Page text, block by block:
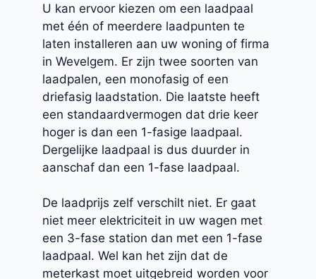
U kan ervoor kiezen om een laadpaal
met één of meerdere laadpunten te
laten installeren aan uw woning of firma
in Wevelgem. Er zijn twee soorten van
laadpalen, een monofasig of een
driefasig laadstation. Die laatste heeft
een standaardvermogen dat drie keer
hoger is dan een 1-fasige laadpaal.
Dergelijke laadpaal is dus duurder in
aanschaf dan een 1-fase laadpaal.
De laadprijs zelf verschilt niet. Er gaat
niet meer elektriciteit in uw wagen met
een 3-fase station dan met een 1-fase
laadpaal. Wel kan het zijn dat de
meterkast moet uitgebreid worden voor